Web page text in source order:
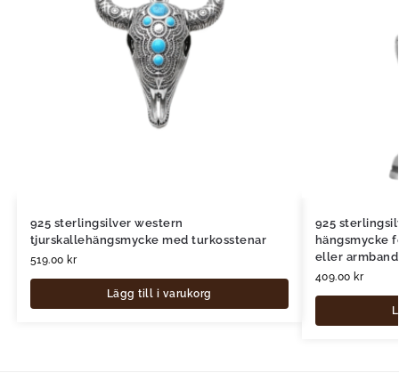
925 sterlingsilver western
tjurskallehängsmycke med turkosstenar
519.00 kr
Lägg till i varukorg
925
hängsmycke
eller armband
409.00 kr